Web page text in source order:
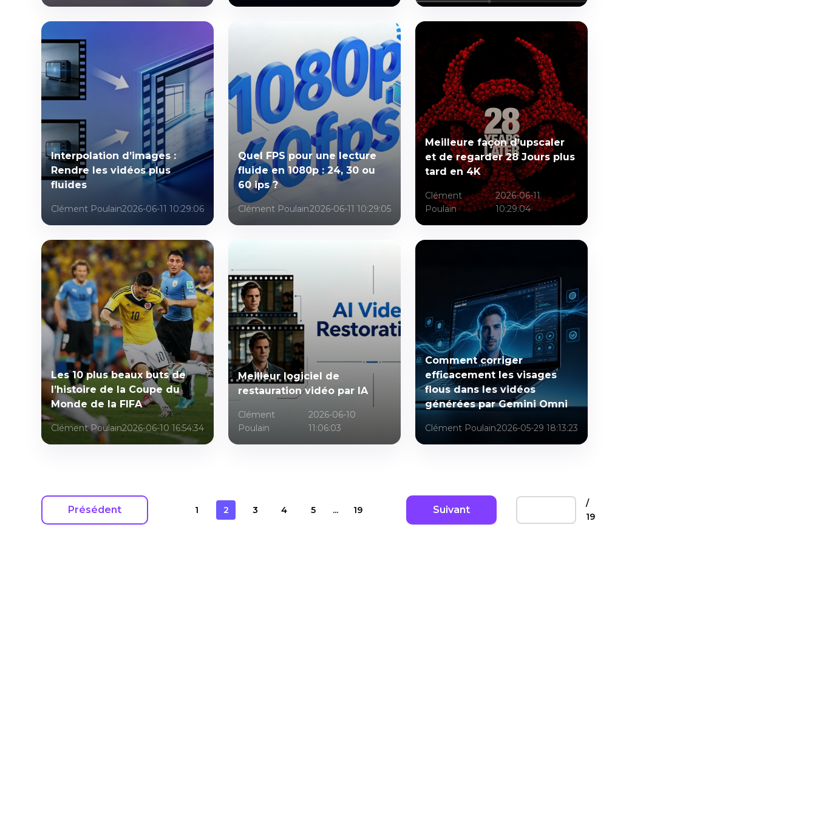
Interpolation d’images :
Rendre les vidéos plus
fluides
Clément Poulain2026-06-11 10:29:06
Quel FPS pour une lecture
fluide en 1080p : 24, 30 ou
60 ips ?
Clément Poulain2026-06-11 10:29:05
Meilleure façon d’upscaler
et de regarder 28 Jours plus
tard en 4K
Clément
Poulain
2026-06-11
10:29:04
Les 10 plus beaux buts de
l’histoire de la Coupe du
Monde de la FIFA
Clément Poulain2026-06-10 16:54:34
Meilleur logiciel de
restauration vidéo par IA
Clément
Poulain
2026-06-10
11:06:03
Comment corriger
efficacement les visages
flous dans les vidéos
générées par Gemini Omni
Clément Poulain2026-05-29 18:13:23
Présédent 1 2 3 4 5 ... 19 Suivant
/
19